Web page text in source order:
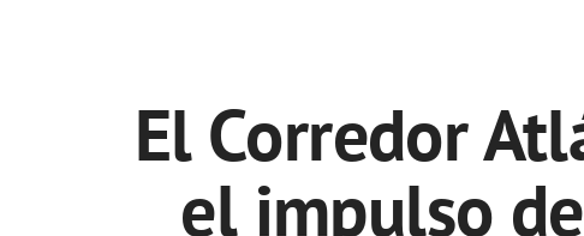
El Corredor
el impulso